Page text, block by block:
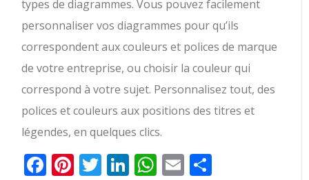
types de diagrammes. Vous pouvez facilement
personnaliser vos diagrammes pour qu’ils
correspondent aux couleurs et polices de marque
de votre entreprise, ou choisir la couleur qui
correspond à votre sujet. Personnalisez tout, des
polices et couleurs aux positions des titres et
légendes, en quelques clics.
Facebook
Pinterest
Twitter
LinkedIn
WhatsApp
Email